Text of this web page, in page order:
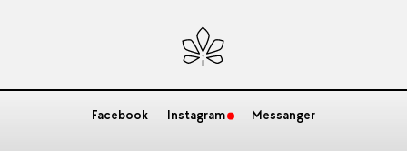
Facebook Instagram Messanger